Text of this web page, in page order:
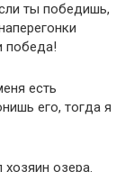
ты победишь,
победа!
есть
его, тогда я
озера.